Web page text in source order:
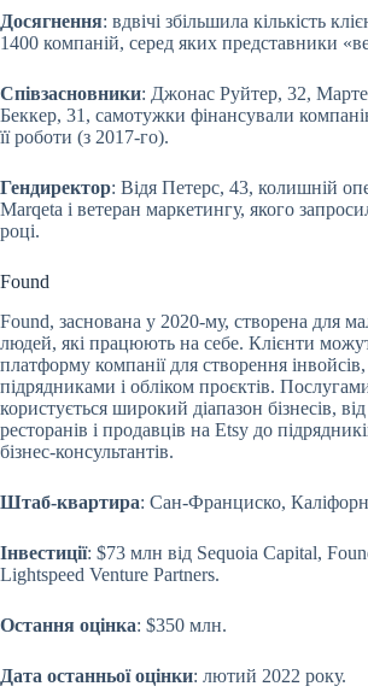
Досягнення: вдвічі збільшила кількість
1400 компаній, серед яких представники
Співзасновники: Джонас Руйтер, 32,
Беккер, 31, самотужки фінансували
її роботи (з 2017-го).
Гендиректор: Відя Петерс, 43, колишній
Marqeta і ветеран маркетингу, якого
році.
Found
Found, заснована у 2020-му, створена для
людей, які працюють на себе. Клієнти
платформу компанії для створення
підрядниками і обліком проєктів.
користується широкий діапазон бізнесів,
ресторанів і продавців на Etsy до
бізнес-консультантів.
Штаб-квартира: Сан-Франциско,
Інвестиції: $73 млн від Sequoia Capital,
Lightspeed Venture Partners.
Остання оцінка: $350 млн.
Дата останньої оцінки: лютий 2022 року.